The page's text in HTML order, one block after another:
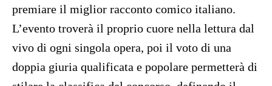
premiare il miglior racconto comico italiano.
L’evento troverà il proprio cuore nella lettura dal
vivo di ogni singola opera, poi il voto di una
doppia giuria qualificata e popolare permetterà di